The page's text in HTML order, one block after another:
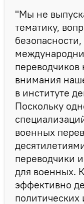
"Мы не
тематику,
переводчиков
внимания
в институте
Поскольку
военных
переводчики
для военных.
эффективно
политических